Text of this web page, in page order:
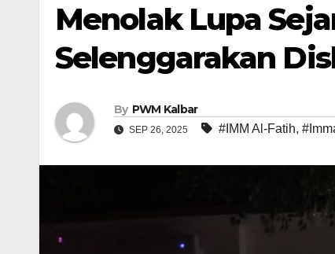
Menolak Lupa
Selenggarakan
By PWM Kalbar
SEP 26, 2025 #IMM Al-Fatih,